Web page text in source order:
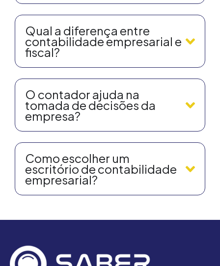
Qual a diferença entre
contabilidade empresarial e
fiscal?
O contador ajuda na
tomada de decisões da
empresa?
Como escolher um
escritório de contabilidade
empresarial?